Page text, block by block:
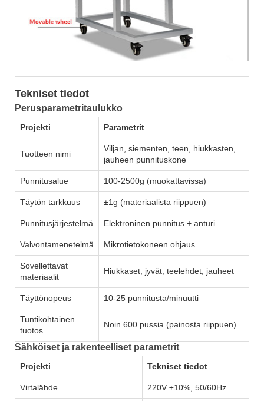
Tekniset tiedot
Perusparametritaulukko
Projekti Parametrit
Tuotteen nimi
Viljan, siementen, teen, hiukkasten,
jauheen punnituskone
Punnitusalue 100-2500g (muokattavissa)
Täytön tarkkuus ±1g (materiaalista riippuen)
Punnitusjärjestelmä Elektroninen punnitus + anturi
Valvontamenetelmä Mikrotietokoneen ohjaus
Sovellettavat
materiaalit
Hiukkaset, jyvät, teelehdet, jauheet
Täyttönopeus 10-25 punnitusta/minuutti
Tuntikohtainen
tuotos
Noin 600 pussia (painosta riippuen)
Sähköiset ja rakenteelliset parametrit
Projekti Tekniset tiedot
Virtalähde 220V ±10%, 50/60Hz